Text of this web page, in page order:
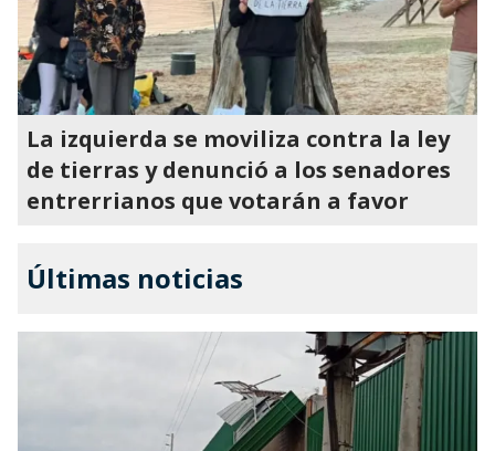
La izquierda se moviliza contra la ley
de tierras y denunció a los senadores
entrerrianos que votarán a favor
Últimas noticias